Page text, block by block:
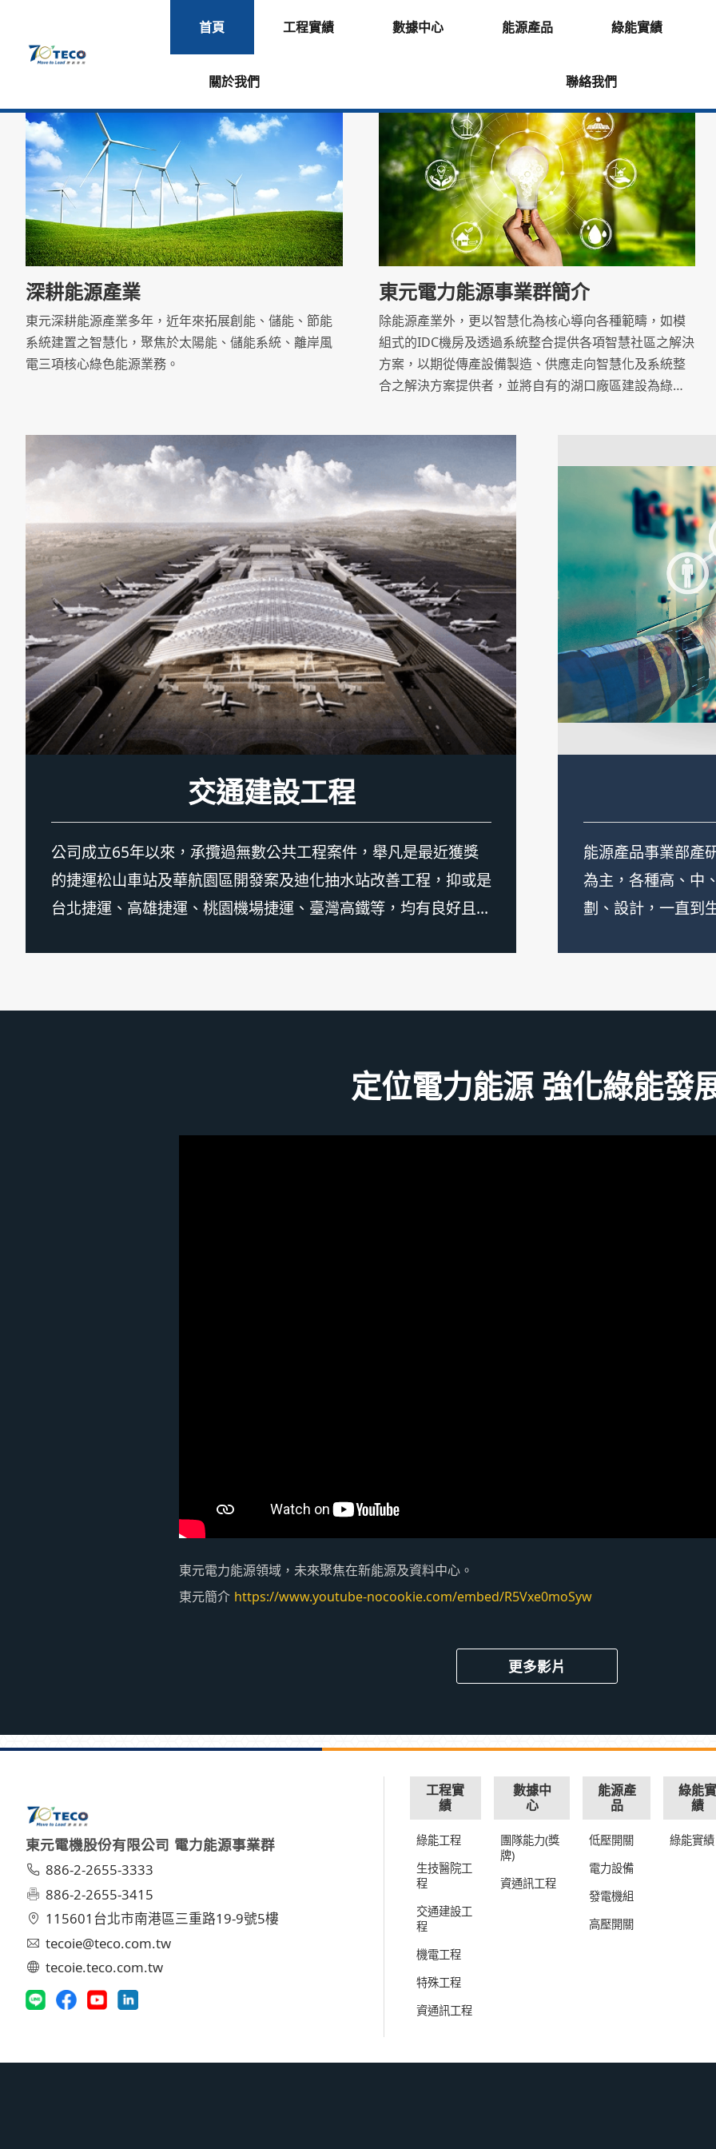
首頁 工程實績 數據中心 能源產品 綠能實績
關於我們 聯絡我們
深耕能源產業
東元深耕能源產業多年，近年來拓展創能、儲能、節能
系統建置之智慧化，聚焦於太陽能、儲能系統、離岸風
電三項核心綠色能源業務。
東元電力能源事業群簡介
除能源產業外，更以智慧化為核心導向各種範疇，如模
組式的IDC機房及透過系統整合提供各項智慧社區之解決
方案，以期從傳產設備製造、供應走向智慧化及系統整
合之解決方案提供者，並將自有的湖口廠區建設為綠能
綠能工程
生技醫院工程
交通建設工程
公司成立65年以來，承攬過無數公共工程案件，舉凡是最近獲獎
的捷運松山車站及華航園區開發案及迪化抽水站改善工程，抑或是
台北捷運、高雄捷運、桃園機場捷運、臺灣高鐵等，均有良好且完
機電工程
特殊工程
資通訊工程
東元柴油引擎發電
擎部分採用歐、美
連接器直接耦合後
定位電力能源 強化綠能發
東元電力能源領域，未來聚焦在新能源及資料中心。
東元簡介 https://www.youtube-nocookie.com/embed/R5Vxe0moSyw
更多影片
東元電機股份有限公司 電力能源事業群
886-2-2655-3333
886-2-2655-3415
115601台北市南港區三重路19-9號5樓
tecoie@teco.com.tw
tecoie.teco.com.tw
工程實
績
綠能工程
生技醫院工
程
交通建設工
程
機電工程
特殊工程
資通訊工程
數據中
心
團隊能力(獎
牌)
資通訊工程
能源產
品
低壓開關
電力設備
發電機組
高壓開關
綠能
績
綠能實績